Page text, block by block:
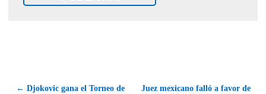
← Djokovic gana el Torneo de Juez mexicano falló a favor de